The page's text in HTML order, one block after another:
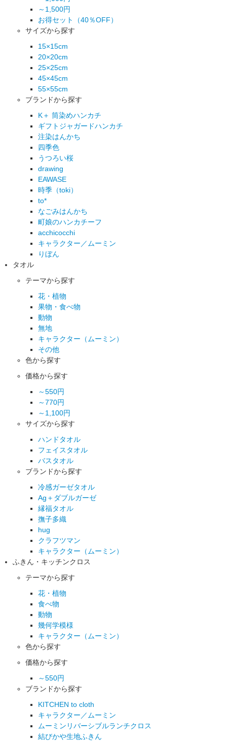
～1,500円
お得セット（40％OFF）
サイズから探す
15×15cm
20×20cm
25×25cm
45×45cm
55×55cm
ブランドから探す
K＋ 筒染めハンカチ
ギフトジャガードハンカチ
注染はんかち
四季色
うつろい桜
drawing
EAWASE
時季（toki）
to*
なごみはんかち
町娘のハンカチーフ
acchicocchi
キャラクター／ムーミン
りぼん
タオル
テーマから探す
花・植物
果物・食べ物
動物
無地
キャラクター（ムーミン）
その他
色から探す
価格から探す
～550円
～770円
～1,100円
サイズから探す
ハンドタオル
フェイスタオル
バスタオル
ブランドから探す
冷感ガーゼタオル
Ag＋ダブルガーゼ
縁福タオル
撫子多織
hug
クラフツマン
キャラクター（ムーミン）
ふきん・キッチンクロス
テーマから探す
花・植物
食べ物
動物
幾何学模様
キャラクター（ムーミン）
色から探す
価格から探す
～550円
ブランドから探す
KITCHEN to cloth
キャラクター／ムーミン
ムーミンリバーシブルランチクロス
結びかや生地ふきん